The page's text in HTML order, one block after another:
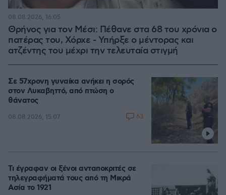
Θρήνος για τον Μέσι: Πέθανε στα 68 του χρόνια ο
πατέρας του, Χόρχε - Υπήρξε ο μέντορας και
ατζέντης του μέχρι την τελευταία στιγμή
08.08.2026, 16:05
Σε 57χρονη γυναίκα ανήκει η σορός
στον Λυκαβηττό, από πτώση ο
θάνατος
08.08.2026, 15:07 63
Τι έγραφαν οι ξένοι ανταποκριτές σε
τηλεγραφήματά τους από τη Μικρά
Ασία το 1921